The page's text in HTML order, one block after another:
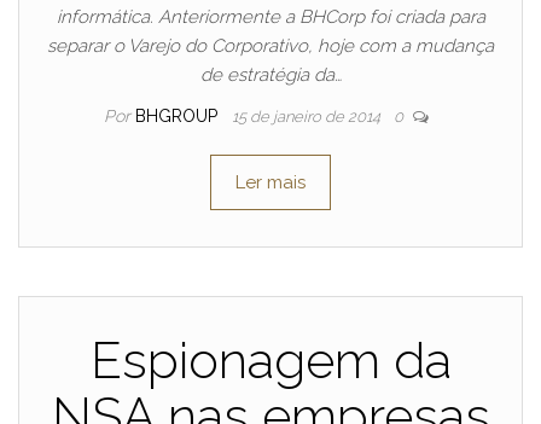
informática. Anteriormente a BHCorp foi criada para
separar o Varejo do Corporativo, hoje com a mudança
de estratégia da…
Por BHGROUP 15 de janeiro de 2014 0
Ler mais
Espionagem da